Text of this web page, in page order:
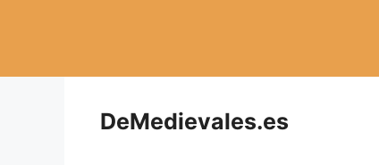
DeMedievales.es